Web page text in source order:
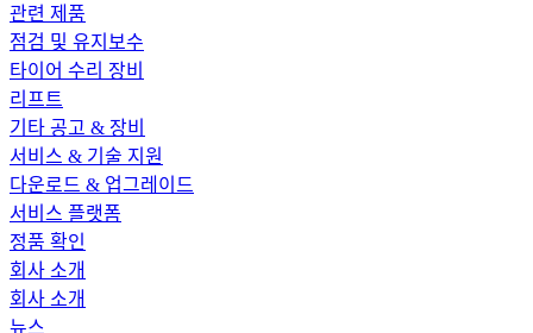
관련 제품
점검 및 유지보수
타이어 수리 장비
리프트
기타 공고 & 장비
서비스 & 기술 지원
다운로드 & 업그레이드
서비스 플랫폼
정품 확인
회사 소개
회사 소개
뉴스